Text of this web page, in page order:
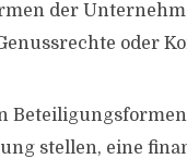
der
oder
stellen, eine